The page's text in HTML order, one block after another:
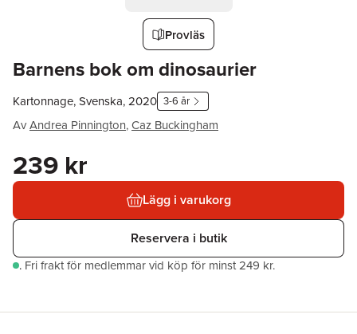
Provläs
Barnens bok om dinosaurier
Kartonnage, Svenska, 2020 3-6 år
AvAndrea Pinnington,Caz Buckingham
239 kr
Lägg i varukorg
Reservera i butik
. Fri frakt för medlemmar vid köp för minst 249 kr.